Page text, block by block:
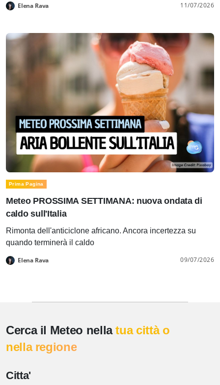
Elena Rava 11/07/2026
Prima Pagina
Meteo PROSSIMA SETTIMANA: nuova ondata di
caldo sull'Italia
Rimonta dell'anticiclone africano. Ancora incertezza su
quando terminerà il caldo
Elena Rava 09/07/2026
Cerca il Meteo nellatua città o
nella regione
Citta'